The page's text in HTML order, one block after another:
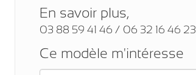
En savoir plus,
03 88 59 41 46 / 06 32 16 46 23
Ce modèle m'intéresse